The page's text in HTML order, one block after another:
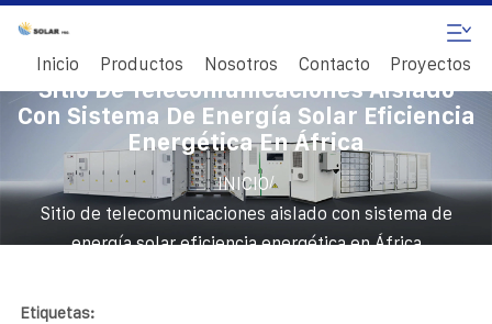
Inicio Productos Nosotros Contacto Proyectos
Sitio De Telecomunicaciones Aislado
Con Sistema De Energía Solar Eficiencia
Energética En África
INICIO/
Sitio de telecomunicaciones aislado con sistema de
energía solar eficiencia energética en África
Etiquetas: